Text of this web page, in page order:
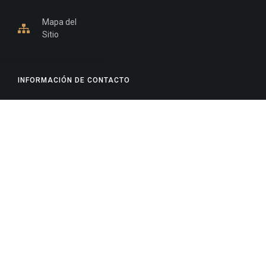
INFORMACIÓN DE CONTACTO
Mapa del
Sitio